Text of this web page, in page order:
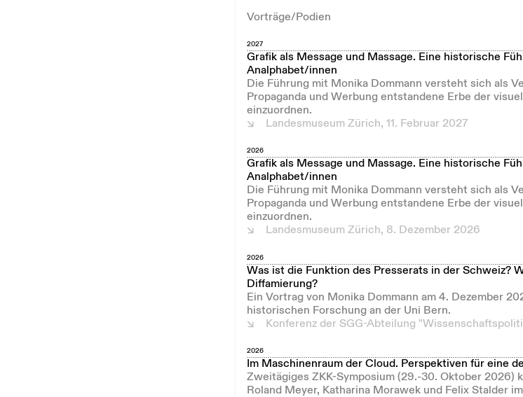
Vorträge/Podien
2027
Grafik als Message und Massage. Eine historische
Analphabet/innen
Die Führung mit Monika Dommann versteht sich als
Propaganda und Werbung entstandene Erbe der
einzuordnen.
Landesmuseum Zürich, 11. Februar 2027
2026
Grafik als Message und Massage. Eine historische
Analphabet/innen
Die Führung mit Monika Dommann versteht sich als
Propaganda und Werbung entstandene Erbe der
einzuordnen.
Landesmuseum Zürich, 8. Dezember 2026
2026
Was ist die Funktion des Presserats in der Schweiz?
Diffamierung?
Ein Vortrag von Monika Dommann am 4. Dezember
historischen Forschung an der Uni Bern.
Konferenz der SGG-Abteilung
2026
Im Maschinenraum der Cloud. Perspektiven für eine
Zweitägiges ZKK-Symposium (29.-30. Oktober 2026)
Roland Meyer, Katharina Morawek und Felix Stalder